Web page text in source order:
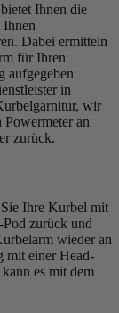
Ihnen die
Dabei ermitteln
für Ihren
aufgegeben
in
wir
an
zurück.
Ihre Kurbel mit
zurück und
wieder an
mit einer Head-
es mit dem